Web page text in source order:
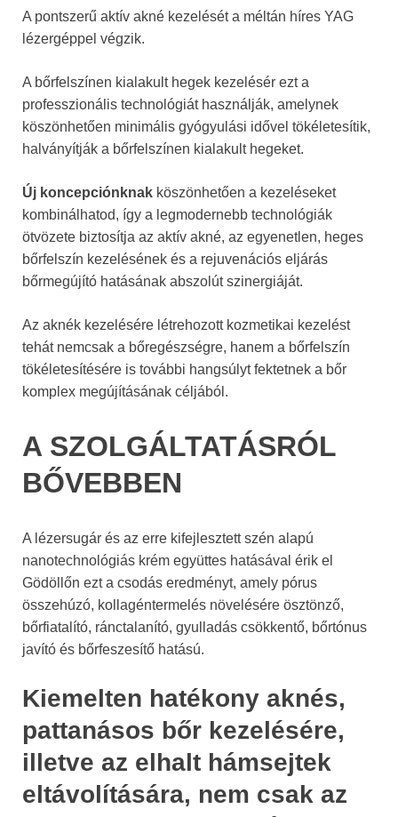
A pontszerű aktív akné kezelését a méltán híres YAG
lézergéppel végzik.
A bőrfelszínen kialakult hegek kezelésér ezt a
professzionális technológiát használják, amelynek
köszönhetően minimális gyógyulási idővel tökéletesítik,
halványítják a bőrfelszínen kialakult hegeket.
Új koncepciónknak köszönhetően a kezeléseket
kombinálhatod, így a legmodernebb technológiák
ötvözete biztosítja az aktív akné, az egyenetlen, heges
bőrfelszín kezelésének és a rejuvenációs eljárás
bőrmegújító hatásának abszolút szinergiáját.
Az aknék kezelésére létrehozott kozmetikai kezelést
tehát nemcsak a bőregészségre, hanem a bőrfelszín
tökéletesítésére is további hangsúlyt fektetnek a bőr
komplex megújításának céljából.
A SZOLGÁLTATÁSRÓL
BŐVEBBEN
A lézersugár és az erre kifejlesztett szén alapú
nanotechnológiás krém együttes hatásával érik el
Gödöllőn ezt a csodás eredményt, amely pórus
összehúzó, kollagéntermelés növelésére ösztönző,
bőrfiatalító, ránctalanító, gyulladás csökkentő, bőrtónus
javító és bőrfeszesítő hatású.
Kiemelten hatékony aknés,
pattanásos bőr kezelésére,
illetve az elhalt hámsejtek
eltávolítására, nem csak az